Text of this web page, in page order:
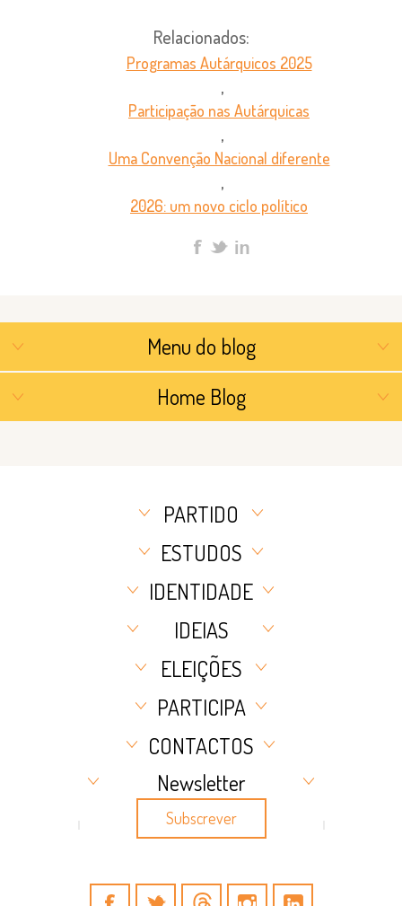
Relacionados:
Programas Autárquicos 2025
,
Participação nas Autárquicas
,
Uma Convenção Nacional diferente
,
2026: um novo ciclo político
Menu do blog
Home Blog
PARTIDO
ESTUDOS
IDENTIDADE
IDEIAS
Newsletter
Subscrever
ELEIÇÕES
PARTICIPA
CONTACTOS